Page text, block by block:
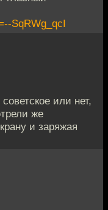
SqRWg_qcI
или нет,
же
и заряжая